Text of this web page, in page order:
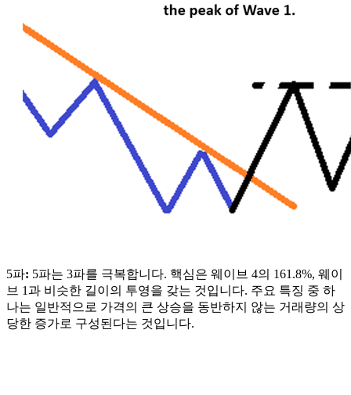
5파: 5파는 3파를 극복합니다. 핵심은 웨이브 4의 161.8%, 웨이
브 1과 비슷한 길이의 투영을 갖는 것입니다. 주요 특징 중 하
나는 일반적으로 가격의 큰 상승을 동반하지 않는 거래량의 상
당한 증가로 구성된다는 것입니다.